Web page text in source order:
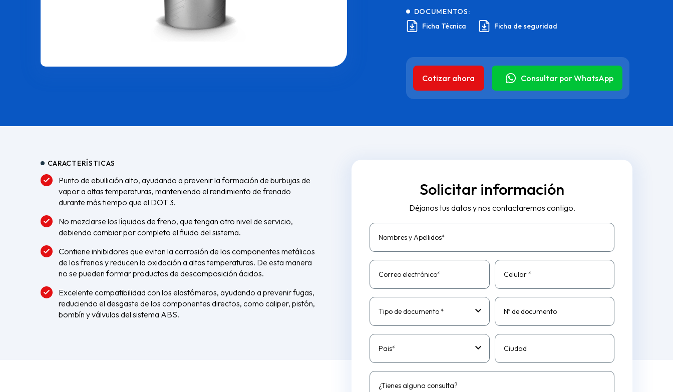
DOCUMENTOS:
Ficha Técnica
Ficha de seguridad
Cotizar ahora Consultar por WhatsApp
CARACTERÍSTICAS
Punto de ebullición alto, ayudando a prevenir la formación de burbujas de
vapor a altas temperaturas, manteniendo el rendimiento de frenado
durante más tiempo que el DOT 3.
No mezclarse los líquidos de freno, que tengan otro nivel de servicio,
debiendo cambiar por completo el fluido del sistema.
Contiene inhibidores que evitan la corrosión de los componentes metálicos
de los frenos y reducen la oxidación a altas temperaturas. De esta manera
no se pueden formar productos de descomposición ácidos.
Excelente compatibilidad con los elastómeros, ayudando a prevenir fugas,
reduciendo el desgaste de los componentes directos, como caliper, pistón,
bombín y válvulas del sistema ABS.
Solicitar información
Déjanos tus datos y nos contactaremos contigo.
Nombres y Apellidos*
Correo electrónico* Celular *
Tipo de documento * Nº de documento
Pais* Ciudad
¿Tienes alguna consulta?